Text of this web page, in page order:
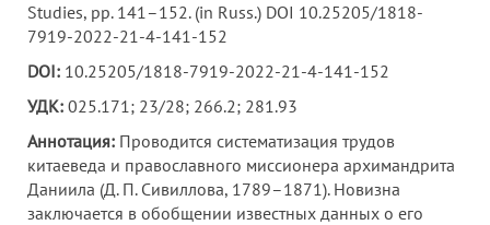
Studies, pp. 141–152. (in Russ.) DOI 10.25205/1818-
7919-2022-21-4-141-152
DOI: 10.25205/1818-7919-2022-21-4-141-152
УДК: 025.171; 23/28; 266.2; 281.93
Аннотация: Проводится систематизация трудов
китаеведа и православного миссионера архимандрита
Даниила (Д. П. Сивиллова, 1789–1871). Новизна
заключается в обобщении известных данных о его